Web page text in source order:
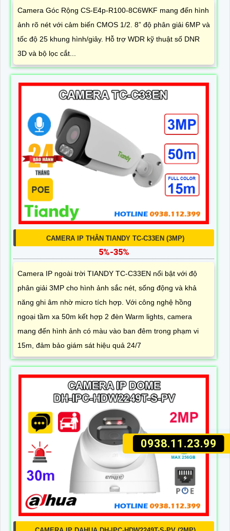
0938.11.23.99
Camera Góc Rộng CS-E4p-R100-8C6WKF mang đến hình
ảnh rõ nét với cảm biến CMOS 1/2. 8” độ phân giải 6MP và
tốc độ 25 khung hình/giây. Hỗ trợ WDR kỹ thuật số DNR
3D và bộ lọc cắt...
CAMERA IP THÂN TIANDY TC-C33EN (3MP)
5%-35%
Camera IP ngoài trời TIANDY TC-C33EN nổi bật với độ
phân giải 3MP cho hình ảnh sắc nét, sống động và khả
năng ghi âm nhờ micro tích hợp. Với công nghệ hồng
ngoại tầm xa 50m kết hợp 2 đèn Warm lights, camera
mang đến hình ảnh có màu vào ban đêm trong phạm vi
15m, đảm bảo giám sát hiệu quả 24/7